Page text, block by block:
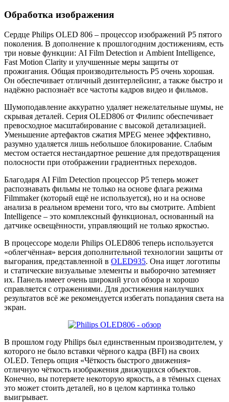
Обработка изображения
Сердце Philips OLED 806 – процессор изображений P5 пятого
поколения. В дополнение к прошлогодним достижениям, есть
три новые функции: AI Film Detection и Ambient Intelligence,
Fast Motion Clarity и улучшенные меры защиты от
прожигания. Общая производительность P5 очень хорошая.
Он обеспечивает отличный деинтерлейсинг, а также быстро и
надёжно распознаёт все частоты кадров видео и фильмов.
Шумоподавление аккуратно удаляет нежелательные шумы, не
скрывая деталей. Серия OLED806 от Филипс обеспечивает
превосходное масштабирование с высокой детализацией.
Уменьшение артефактов сжатия MPEG менее эффективно,
разумно удаляется лишь небольшое блокирование. Слабым
местом остается нестандартное решение для предотвращения
полосности при отображении градиентных переходов.
Благодаря AI Film Detection процессор P5 теперь может
распознавать фильмы не только на основе флага режима
Filmmaker (который ещё не используется), но и на основе
анализа в реальном времени того, что вы смотрите. Ambient
Intelligence – это комплексный функционал, основанный на
датчике освещённости, управляющий не только яркостью.
В процессоре модели Philips OLED806 теперь используется
«облегчённая» версия дополнительной технологии защиты от
выгорания, представленной в OLED935. Она ищет логотипы
и статические визуальные элементы и выборочно затемняет
их. Панель имеет очень широкий угол обзора и хорошо
справляется с отражениями. Для достижения наилучших
результатов всё же рекомендуется избегать попадания света на
экран.
В прошлом году Philips был единственным производителем, у
которого не было вставки чёрного кадра (BFI) на своих
OLED. Теперь опция «Чёткость быстрого движения»
отличную чёткость изображения движущихся объектов.
Конечно, вы потеряете некоторую яркость, а в тёмных сценах
это может стоить деталей, но в целом картинка только
выигрывает.